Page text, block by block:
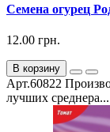
Семена огурец
12.00 грн.
В корзину
Арт.60822
лучших среднера...